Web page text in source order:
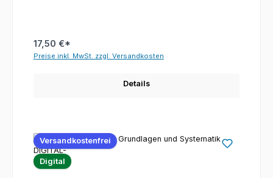
17,50 €*
Preise inkl. MwSt. zzgl. Versandkosten
Details
Versandkostenfrei
Digital